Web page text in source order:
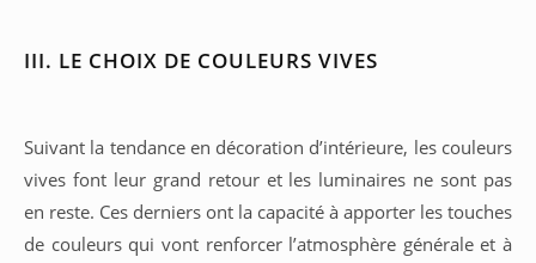
III. LE CHOIX DE COULEURS VIVES
Suivant la tendance en décoration d’intérieure, les couleurs
vives font leur grand retour et les luminaires ne sont pas
en reste. Ces derniers ont la capacité à apporter les touches
de couleurs qui vont renforcer l’atmosphère générale et à